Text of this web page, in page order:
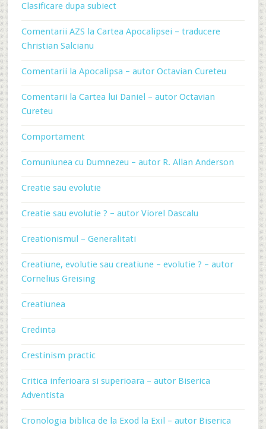
Clasificare dupa subiect
Comentarii AZS la Cartea Apocalipsei – traducere
Christian Salcianu
Comentarii la Apocalipsa – autor Octavian Cureteu
Comentarii la Cartea lui Daniel – autor Octavian
Cureteu
Comportament
Comuniunea cu Dumnezeu – autor R. Allan Anderson
Creatie sau evolutie
Creatie sau evolutie ? – autor Viorel Dascalu
Creationismul – Generalitati
Creatiune, evolutie sau creatiune – evolutie ? – autor
Cornelius Greising
Creatiunea
Credinta
Crestinism practic
Critica inferioara si superioara – autor Biserica
Adventista
Cronologia biblica de la Exod la Exil – autor Biserica